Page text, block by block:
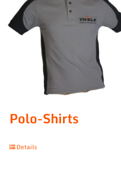
Polo-Shirts
Details